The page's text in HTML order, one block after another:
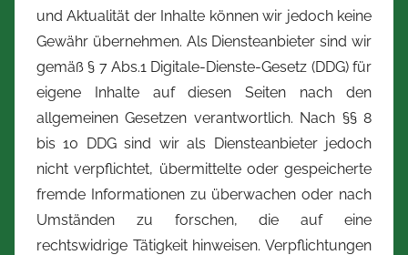
und Aktualität der Inhalte können wir jedoch keine
Gewähr übernehmen. Als Diensteanbieter sind wir
gemäß § 7 Abs.1 Digitale-Dienste-Gesetz (DDG) für
eigene Inhalte auf diesen Seiten nach den
allgemeinen Gesetzen verantwortlich. Nach §§ 8
bis 10 DDG sind wir als Diensteanbieter jedoch
nicht verpflichtet, übermittelte oder gespeicherte
fremde Informationen zu überwachen oder nach
Umständen zu forschen, die auf eine
rechtswidrige Tätigkeit hinweisen. Verpflichtungen